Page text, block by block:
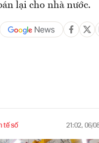
lại cho nhà nước.
tế số 21:02, 06/